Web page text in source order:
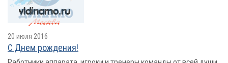
20 июля 2016
С Днем рождения!